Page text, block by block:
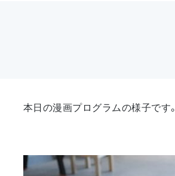
本日の漫画プログラムの様子です。